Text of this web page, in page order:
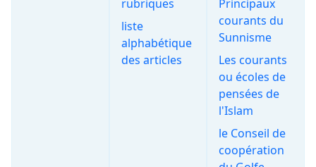
rubriques
liste
alphabétique
des articles
Principaux
courants du
Sunnisme
Les courants
ou écoles de
pensées de
l'Islam
le Conseil de
coopération